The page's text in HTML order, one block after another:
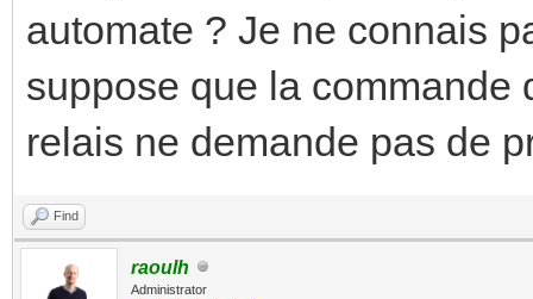
automate ? Je ne connais
suppose que la commande
relais ne demande pas de
Find
raoulh
Administrator